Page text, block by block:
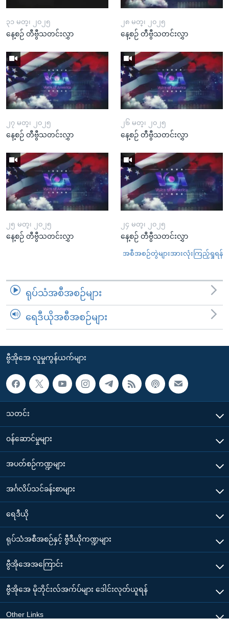
၃၁ မတ္၊ ၂၀၂၅
နေ့စဉ် တီဗွီသတင်းလွှာ
၂၈ မတ္၊ ၂၀၂၅
နေ့စဉ် တီဗွီသတင်းလွှာ
၂၇ မတ္၊ ၂၀၂၅
နေ့စဉ် တီဗွီသတင်းလွှာ
၂၆ မတ္၊ ၂၀၂၅
နေ့စဉ် တီဗွီသတင်းလွှာ
၂၅ မတ္၊ ၂၀၂၅
နေ့စဉ် တီဗွီသတင်းလွှာ
၂၄ မတ္၊ ၂၀၂၅
နေ့စဉ် တီဗွီသတင်းလွှာ
အစီအစဉ်တွဲများအားလုံးကြည့်ရှုရန်
ရုပ်သံအစီအစဉ်များ
ရေဒီယိုအစီအစဉ်များ
ဗွီအိုအေ လူမှုကွန်ယက်များ
သတင်း
၀န်ဆောင်မှုများ
အပတ်စဉ်ကဏ္ဍများ
အင်္ဂလိပ်သင်ခန်းစာများ
ရေဒီယို
ရုပ်သံအစီအစဉ်နှင့် ဗွီဒီယိုကဏ္ဍများ
ဗွီအိုအေအကြောင်း
ဗွီအိုအေ မိုဘိုင်းလ်အက်ပ်များ ဒေါင်းလုတ်ယူရန်
Other Links